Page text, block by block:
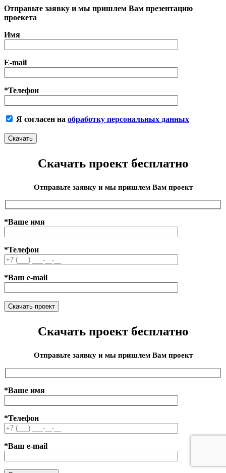
Отправьте заявку и мы пришлем Вам презентацию
проекета
Имя
E-mail
*Телефон
Я согласен на обработку персональных данных
Скачать проект бесплатно
Отправьте заявку и мы пришлем Вам проект
*Ваше имя
*Телефон
*Ваш e-mail
Скачать проект бесплатно
Отправьте заявку и мы пришлем Вам проект
*Ваше имя
*Телефон
*Ваш e-mail